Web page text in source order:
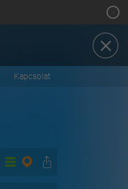
Kapcsolat